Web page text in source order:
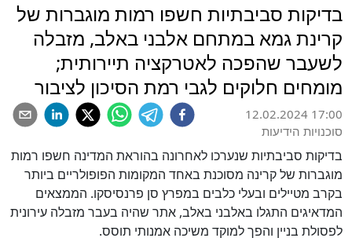
בדיקות סביבתיות חשפו רמות מוגברות של
קרינת גמא במתחם אלבני באלב, מזבלה
לשעבר שהפכה לאטרקציה תיירותית;
מומחים חלוקים לגבי רמת הסיכון לציבור
12.02.2024 17:00
סוכנויות הידיעות
בדיקות סביבתיות שנערכו לאחרונה בהוראת המדינה חשפו רמות
מוגברות של קרינה מסוכנת באחד המקומות הפופולריים ביותר
בקרב מטיילים ובעלי כלבים במפרץ סן פרנסיסקו. הממצאים
המדאיגים התגלו באלבני באלב, אתר שהיה בעבר מזבלה עירונית
לפסולת בניין והפך למוקד משיכה אמנותי תוסס.